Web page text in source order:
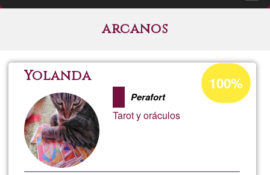
arcanos
Yolanda
Perafort
Tarot y oráculos
Percentatge
d'acceptació
de
100%